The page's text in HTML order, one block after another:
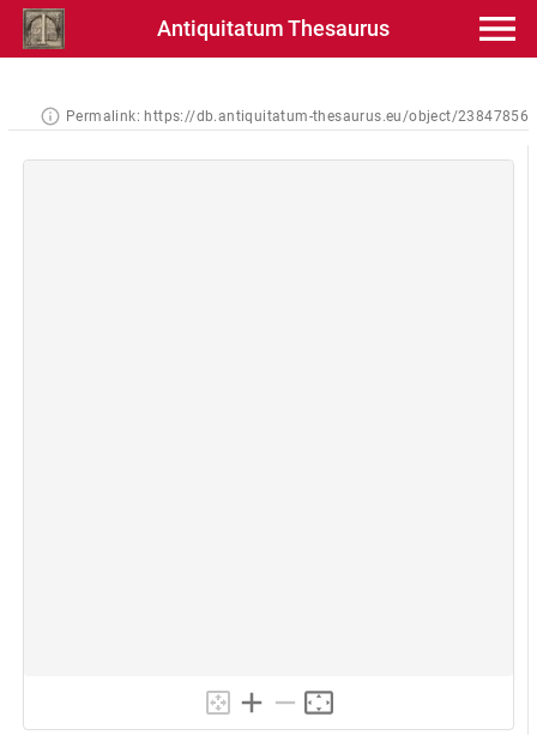
Antiquitatum Thesaurus
Permalink: https://db.antiquitatum-thesaurus.eu/object/23847856